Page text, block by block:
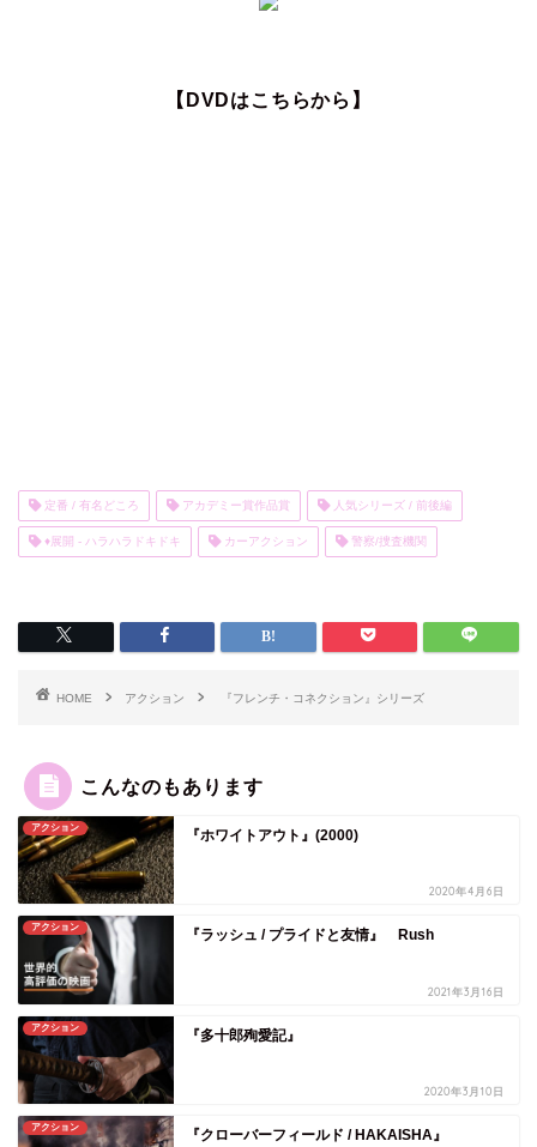
【DVDはこちらから】
定番 / 有名どころ アカデミー賞作品賞 人気シリーズ / 前後編
♦展開 - ハラハラドキドキ カーアクション 警察/捜査機関
HOME アクション 『フレンチ・コネクション』シリーズ
こんなのもあります
アクション 『ホワイトアウト』(2000)
2020年4月6日
アクション 『ラッシュ / プライドと友情』 Rush
2021年3月16日
アクション 『多十郎殉愛記』
2020年3月10日
アクション
『クローバーフィールド / HAKAISHA』